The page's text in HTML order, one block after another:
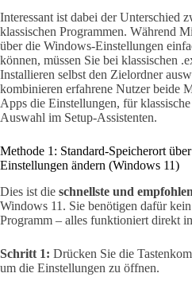
Interessant ist dabei der Unterschied
klassischen Programmen. Während
über die Windows-Einstellungen
können, müssen Sie bei klassischen
Installieren selbst den Zielordner
kombinieren erfahrene Nutzer beide
Apps die Einstellungen, für
Auswahl im Setup-Assistenten.
Methode 1: Standard-Speicherort
Einstellungen ändern (Windows 11)
Dies ist die schnellste und
Windows 11. Sie benötigen dafür
Programm – alles funktioniert direkt
Schritt 1: Drücken Sie die
um die Einstellungen zu öffnen.